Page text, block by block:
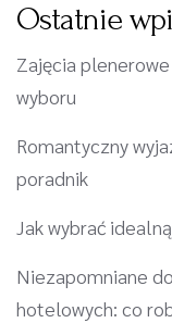
Ostatnie
Zajęcia
wyboru
Romantyczny
poradnik
Jak wybrać
Niezapomniane
hotelowych: co